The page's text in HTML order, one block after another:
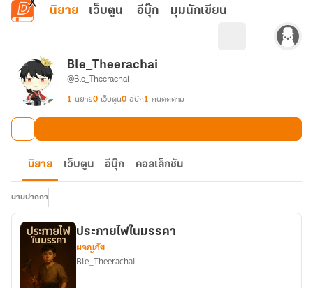
ข้ามไปยังเนื้อหาหลัก
นิยาย เว็บตูน อีบุ๊ก มุมนักเขียน
Ble_Theerachai
@Ble_Theerachai
1 นิยาย0 เว็บตูน0 อีบุ๊ก1 คนติดตาม
นิยาย เว็บตูน อีบุ๊ก คอลเล็กชัน
นามปากกา
ประกายไฟในมรรคา
ผจญภัย
Ble_Theerachai